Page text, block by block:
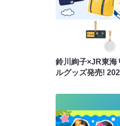
鈴川絢子×JR東海
ルグッズ発売!